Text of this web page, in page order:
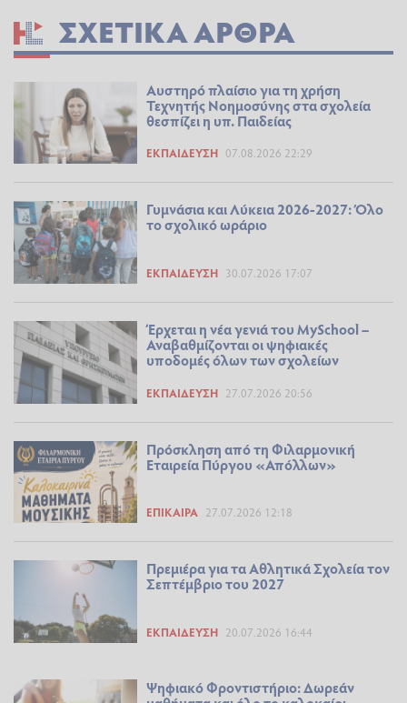
ΣΧΕΤΙΚΆ ΆΡΘΡΑ
Αυστηρό πλαίσιο για τη χρήση
Τεχνητής Νοημοσύνης στα σχολεία
θεσπίζει η υπ. Παιδείας
ΕΚΠΑΊΔΕΥΣΗ 07.08.2026 22:29
Γυμνάσια και Λύκεια 2026-2027: Όλο
το σχολικό ωράριο
ΕΚΠΑΊΔΕΥΣΗ 30.07.2026 17:07
Έρχεται η νέα γενιά του MySchool –
Αναβαθμίζονται οι ψηφιακές
υποδομές όλων των σχολείων
ΕΚΠΑΊΔΕΥΣΗ 27.07.2026 20:56
Πρόσκληση από τη Φιλαρμονική
Εταιρεία Πύργου «Απόλλων»
ΕΠΊΚΑΙΡΑ 27.07.2026 12:18
Πρεμιέρα για τα Αθλητικά Σχολεία τον
Σεπτέμβριο του 2027
ΕΚΠΑΊΔΕΥΣΗ 20.07.2026 16:44
Ψηφιακό Φροντιστήριο: Δωρεάν